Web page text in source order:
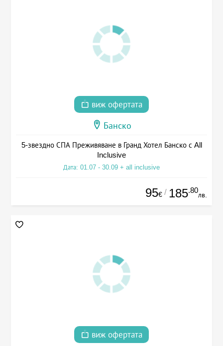
виж офертата
Банско
5-звездно СПА Преживяване в Гранд Хотел Банско с All
Inclusive
Дата: 01.07 - 30.09 + all inclusive
95€ / 185.80
лв.
виж офертата